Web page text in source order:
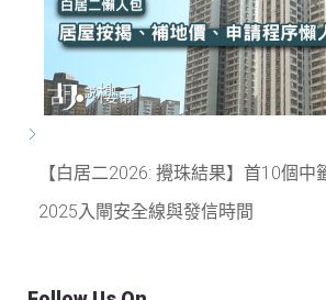
【白居二2026: 攪珠結果】首10個中
2025入閘安全線與發信時間